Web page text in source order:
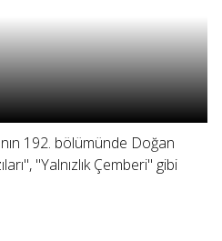
192. bölümünde Doğan
"Yalnızlık Çemberi" gibi